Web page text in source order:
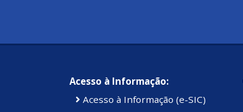
Acesso à Informação:
Acesso à Informação (e-SIC)